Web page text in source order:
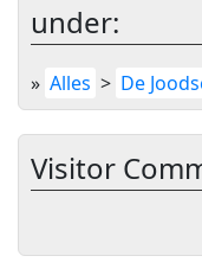
under:
» Alles > De
Visitor